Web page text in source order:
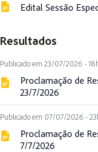
Edital Sessão
Resultados
Publicado em 23/07/2026 -
Proclamação de
23/7/2026
Publicado em 07/07/2026 -
Proclamação de
7/7/2026